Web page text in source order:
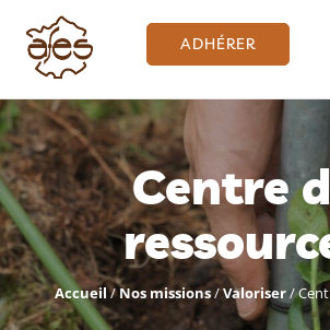
ADHÉRER
Centre
Accueil/Nos missions/Valoriser/